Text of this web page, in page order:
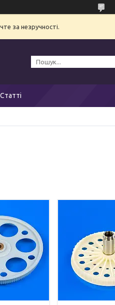
за незручності.
Статті